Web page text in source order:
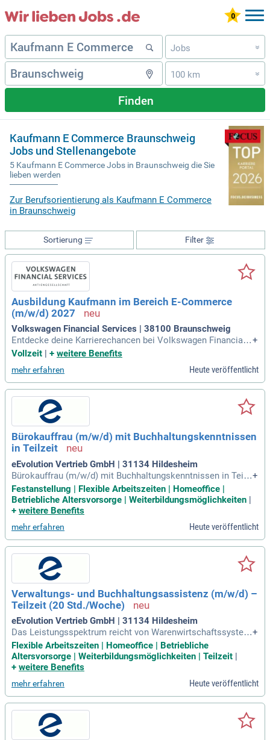
Jobs »
100 km »
Finden
Kaufmann E Commerce Braunschweig
Jobs und Stellenangebote
5 Kaufmann E Commerce Jobs in Braunschweig die Sie
lieben werden
Zur Berufsorientierung als Kaufmann E Commerce
in Braunschweig
Filter
Sortierung
Ausbildung Kaufmann im Bereich E-Commerce
(m/w/d) 2027
Volkswagen Financial Services | 38100 Braunschweig
Entdecke deine Karrierechancen bei Volkswagen Financial
Services, Europas führendem Anbieter von Finanz- und Mobi
d, in dem individuelle Entwicklung im Mittelpunkt steht. Uns
ere Ausbildung kombiniert Wirtschaft, Marketing und innova
tive Technologien über 3 Jahre (2,5 Jahre möglich). Profitier
e von einer flexiblen und zukunftsorientierten Ausbildung, di
e dir wertvolle Skills vermittelt. Werde Teil eines dynamisch
en Teams und erlebe die Mobilität von morgen hautnah. Bes
uche die Original-Stellenanzeige auf StepStone.de, um mehr
über deine Möglichkeiten zu erfahren: bit.ly/4w2X7RC APCT
1_DE.
+
Vollzeit
+ weitere Benefits
mehr erfahren Heute veröffentlicht
Bürokauffrau (m/w/d) mit Buchhaltungskenntnissen
in Teilzeit
eEvolution Vertrieb GmbH | 31134 Hildesheim
Bürokauffrau (m/w/d) mit Buchhaltungskenntnissen in Teilz
eit: Wir suchen eine engagierte und erfahrene Bürokauffrau
oder Buchhalterin (m/w/d) in Teilzeit (20 Stunden / Woche)
zur Verstärkung unseres Teams in den Bereichen Verwaltun
+
Festanstellung | Flexible Arbeitszeiten | Homeoffice |
Betriebliche Altersvorsorge | Weiterbildungsmöglichkeiten |
+ weitere Benefits
mehr erfahren Heute veröffentlicht
Verwaltungs- und Buchhaltungsassistenz (m/w/d) –
Teilzeit (20 Std./Woche)
eEvolution Vertrieb GmbH | 31134 Hildesheim
Das Leistungsspektrum reicht von Warenwirtschaftssystem
en (ERP), Handwerkersoftware, Enterprise Content Manage
ment (ECM) sowie Lösungen für den Kundendienst oder E-C
ommerce.
+
Flexible Arbeitszeiten | Homeoffice | Betriebliche
Altersvorsorge | Weiterbildungsmöglichkeiten | Teilzeit |
+ weitere Benefits
mehr erfahren Heute veröffentlicht